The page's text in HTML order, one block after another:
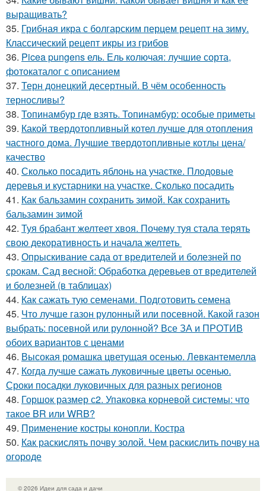
выращивать?
35. Грибная икра с болгарским перцем рецепт на зиму.
Классический рецепт икры из грибов
36. Picea pungens ель. Ель колючая: лучшие сорта,
фотокаталог с описанием
37. Терн донецкий десертный. В чём особенность
терносливы?
38. Топинамбур где взять. Топинамбур: особые приметы
39. Какой твердотопливный котел лучше для отопления
частного дома. Лучшие твердотопливные котлы цена/
качество
40. Сколько посадить яблонь на участке. Плодовые
деревья и кустарники на участке. Сколько посадить
41. Как бальзамин сохранить зимой. Как сохранить
бальзамин зимой
42. Туя брабант желтеет хвоя. Почему туя стала терять
свою декоративность и начала желтеть
43. Опрыскивание сада от вредителей и болезней по
срокам. Сад весной: Обработка деревьев от вредителей
и болезней (в таблицах)
44. Как сажать тую семенами. Подготовить семена
45. Что лучше газон рулонный или посевной. Какой газон
выбрать: посевной или рулонной? Все ЗА и ПРОТИВ
обоих вариантов с ценами
46. Высокая ромашка цветущая осенью. Левкантемелла
47. Когда лучше сажать луковичные цветы осенью.
Сроки посадки луковичных для разных регионов
48. Горшок размер с2. Упаковка корневой системы: что
такое BR или WRB?
49. Применение костры конопли. Костра
50. Как раскислять почву золой. Чем раскислить почву на
огороде
© 2026 Идеи для сада и дачи